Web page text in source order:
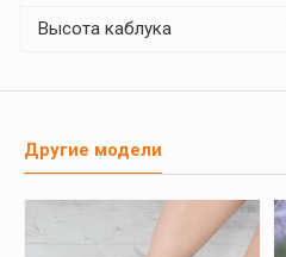
Высота каблука
Другие модели